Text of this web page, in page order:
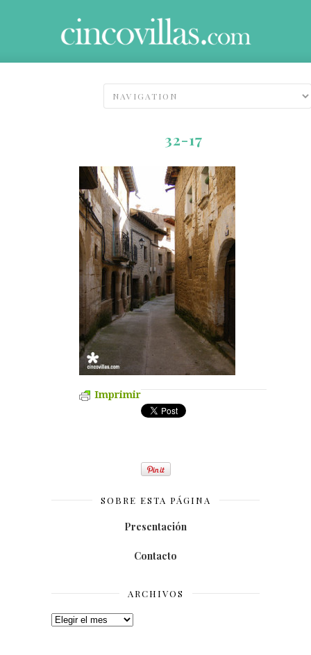
32-17
Imprimir
SOBRE ESTA PÁGINA
Presentación
Contacto
ARCHIVOS
Archivos